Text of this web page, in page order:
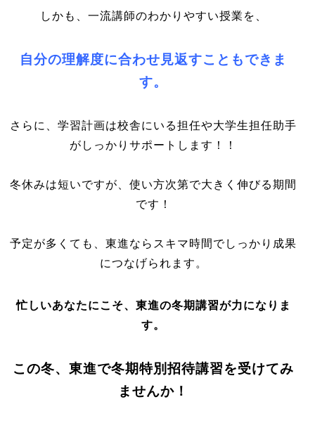
しかも、一流講師のわかりやすい授業を、
自分の理解度に合わせ見返すこともできま
す。
さらに、学習計画は校舎にいる担任や大学生担任助手
がしっかりサポートします！！
冬休みは短いですが、使い方次第で大きく伸びる期間
です！
予定が多くても、東進ならスキマ時間でしっかり成果
につなげられます。
忙しいあなたにこそ、東進の冬期講習が力になりま
す。
この冬、東進で冬期特別招待講習を受けてみ
ませんか！